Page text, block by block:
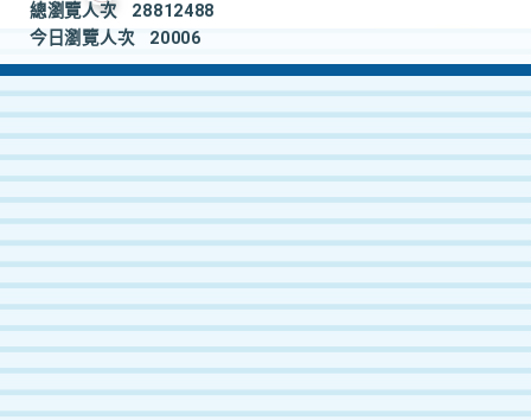
總瀏覽人次
28812488
今日瀏覽人次
20006